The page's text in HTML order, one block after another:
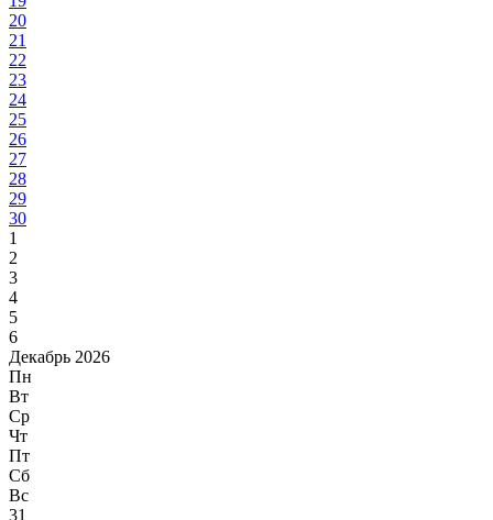
20
21
22
23
24
25
26
27
28
29
30
1
2
3
4
5
6
Декабрь 2026
Пн
Вт
Ср
Чт
Пт
Сб
Вс
31